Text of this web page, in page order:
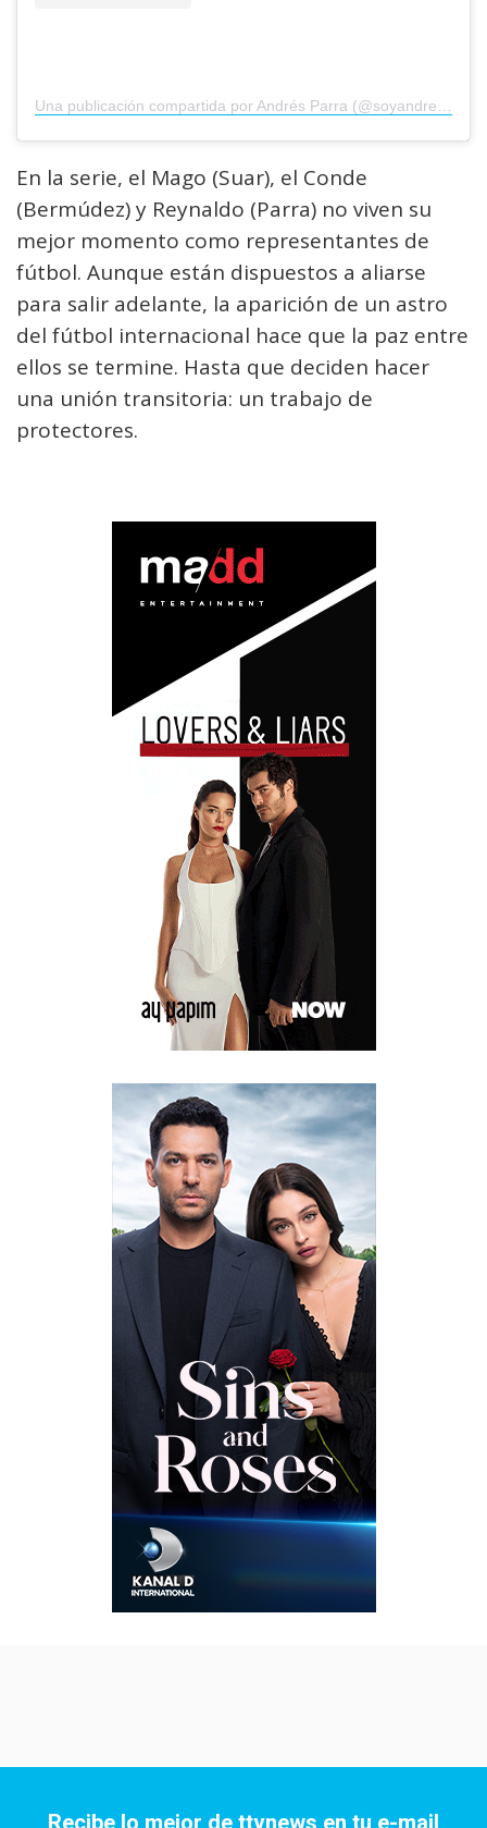
Una publicación compartida por Andrés Parra (@soyandresparra)
En la serie, el Mago (Suar), el Conde
(Bermúdez) y Reynaldo (Parra) no viven su
mejor momento como representantes de
fútbol. Aunque están dispuestos a aliarse
para salir adelante, la aparición de un astro
del fútbol internacional hace que la paz entre
ellos se termine. Hasta que deciden hacer
una unión transitoria: un trabajo de
protectores.